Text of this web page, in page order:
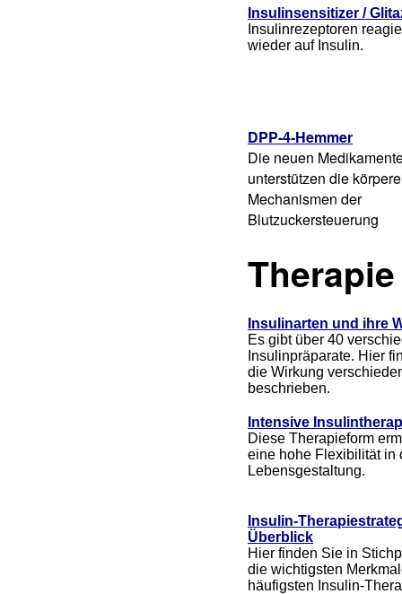
Insulinsensitizer /
Insulinrezeptoren
wieder auf Insulin.
DPP-4-Hemmer
Die neuen
unterstützen die
Mechanismen der
Blutzuckersteuerung
Insulinarten und ihre
Es gibt über 40
Insulinpräparate. Hier
die Wirkung
beschrieben.
Intensive
Diese Therapieform
eine hohe Flexibilität in
Lebensgestaltung.
Insulin-
Überblick
Hier finden Sie in
die wichtigsten
häufigsten Insulin-